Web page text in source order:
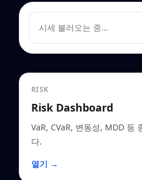
시세 불러오는 중…
RISK
Risk Dashboard
VaR, CVaR, 변동성, MDD 등
다.
열기 →